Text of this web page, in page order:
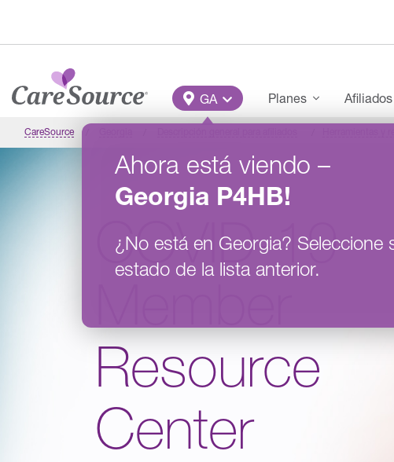
Main Menu
GA
Ahora está viendo –
Georgia P4HB!
¿No está en Georgia? Seleccione
estado de la lista anterior.
Planes Afiliados
CareSource
COVID-19
Resource
Center